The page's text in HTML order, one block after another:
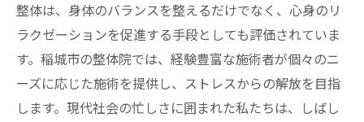
整体は、身体のバランスを整えるだけでなく、心身のリ
ラクゼーションを促進する手段としても評価されていま
す。稲城市の整体院では、経験豊富な施術者が個々のニ
ーズに応じた施術を提供し、ストレスからの解放を目指
します。現代社会の忙しさに囲まれた私たちは、しばし